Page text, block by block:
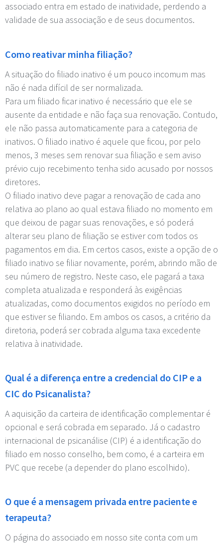
associado entra em estado de inatividade, perdendo a
validade de sua associação e de seus documentos.
Como reativar minha filiação?
A situação do filiado inativo é um pouco incomum mas
não é nada difícil de ser normalizada.
Para um filiado ficar inativo é necessário que ele se
ausente da entidade e não faça sua renovação. Contudo,
ele não passa automaticamente para a categoria de
inativos. O filiado inativo é aquele que ficou, por pelo
menos, 3 meses sem renovar sua filiação e sem aviso
prévio cujo recebimento tenha sido acusado por nossos
diretores.
O filiado inativo deve pagar a renovação de cada ano
relativa ao plano ao qual estava filiado no momento em
que deixou de pagar suas renovações, e só poderá
alterar seu plano de filiação se estiver com todos os
pagamentos em dia. Em certos casos, existe a opção de o
filiado inativo se filiar novamente, porém, abrindo mão de
seu número de registro. Neste caso, ele pagará a taxa
completa atualizada e responderá às exigências
atualizadas, como documentos exigidos no período em
que estiver se filiando. Em ambos os casos, a critério da
diretoria, poderá ser cobrada alguma taxa excedente
relativa à inatividade.
Qual é a diferença entre a credencial do CIP e a
CIC do Psicanalista?
A aquisição da carteira de identificação complementar é
opcional e será cobrada em separado. Já o cadastro
internacional de psicanálise (CIP) é a identificação do
filiado em nosso conselho, bem como, é a carteira em
PVC que recebe (a depender do plano escolhido).
O que é a mensagem privada entre paciente e
terapeuta?
O página do associado em nosso site conta com um